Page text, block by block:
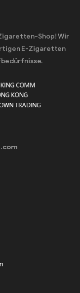
Shop! Wir
E-Zigaretten